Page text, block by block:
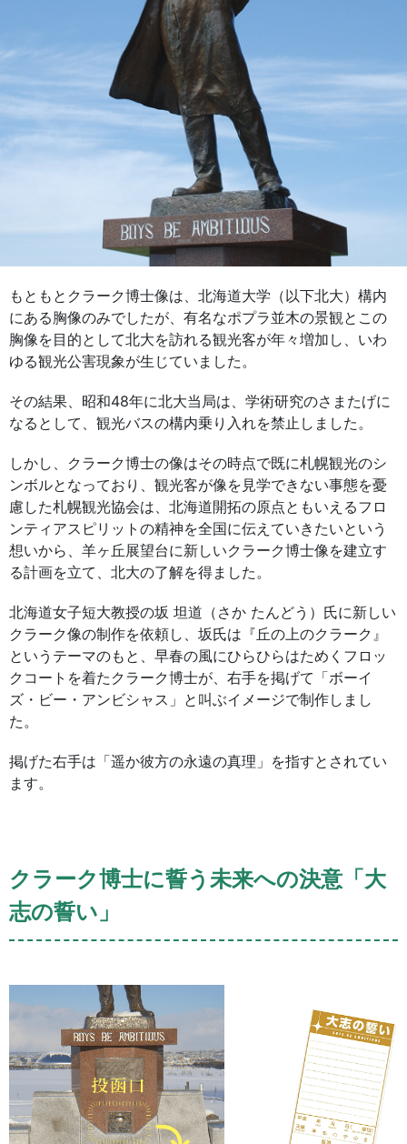
もともとクラーク博士像は、北海道大学（以下北大）構内
にある胸像のみでしたが、有名なポプラ並木の景観とこの
胸像を目的として北大を訪れる観光客が年々増加し、いわ
ゆる観光公害現象が生じていました。
その結果、昭和48年に北大当局は、学術研究のさまたげに
なるとして、観光バスの構内乗り入れを禁止しました。
しかし、クラーク博士の像はその時点で既に札幌観光のシ
ンボルとなっており、観光客が像を見学できない事態を憂
慮した札幌観光協会は、北海道開拓の原点ともいえるフロ
ンティアスピリットの精神を全国に伝えていきたいという
想いから、羊ヶ丘展望台に新しいクラーク博士像を建立す
る計画を立て、北大の了解を得ました。
北海道女子短大教授の坂 坦道（さか たんどう）氏に新しい
クラーク像の制作を依頼し、坂氏は『丘の上のクラーク』
というテーマのもと、早春の風にひらひらはためくフロッ
クコートを着たクラーク博士が、右手を掲げて「ボーイ
ズ・ビー・アンビシャス」と叫ぶイメージで制作しまし
た。
掲げた右手は「遥か彼方の永遠の真理」を指すとされてい
ます。
クラーク博士に誓う未来への決意「大
志の誓い」